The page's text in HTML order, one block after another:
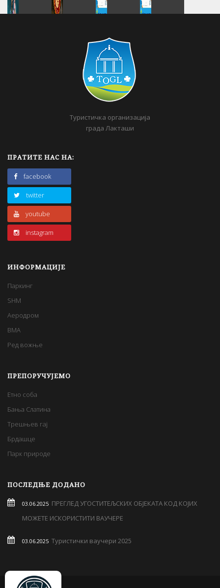
Туристичка организација
града Лакташи
ПРАТИТЕ НАС НА:
facebook
twitter
youtube
instagram
ИНФОРМАЦИЈЕ
Паркинг
SHM
Аеродром
BMA
Ред вожње
ПРЕПОРУЧУЈЕМО
Етно соба
Бања Слатина
Трешњев гај
Брдашце
Парк природе
ПОСЛЕДЊЕ ДОДАНО
03.06.2025 ПРЕГЛЕД УГОСТИТЕЉСКИХ ОБЈЕКАТА КОД КОЈИХ
МОЖЕТЕ ИСКОРИСТИТИ ВАУЧЕРЕ
03.06.2025 Туристички ваучери 2025